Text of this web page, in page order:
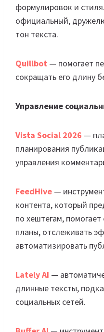
формулировок и
официальный,
тон текста.
Quillbot — помогает
сокращать его длину
Управление
Vista Social 2026 —
планирования
управления
FeedHive —
контента, который
по хештегам,
планы, отслеживать
автоматизировать
Lately AI —
длинные тексты,
социальных сетей.